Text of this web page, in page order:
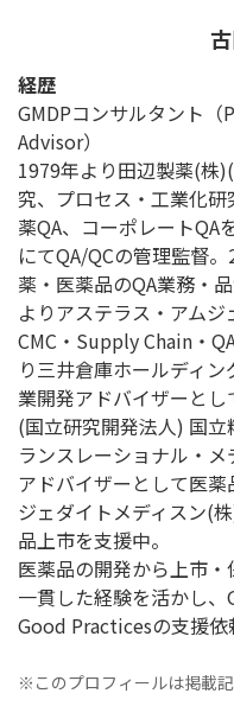
経歴
GMDPコンサルタント
Advisor）
1979年より田辺製薬(株
究、プロセス・工業化
薬QA、コーポレートQA
にてQA/QCの管理監督
薬・医薬品のQA業務・
よりアステラス・アム
CMC・Supply Chain・
り三井倉庫ホールディ
業開発アドバイザーと
(国立研究開発法人) 国
ランスレーショナル・
アドバイザーとして医
ジェダイトメディスン(
品上市を支援中。
医薬品の開発から上市
一貫した経験を活かし
Good Practicesの支援依
※このプロフィールは掲載